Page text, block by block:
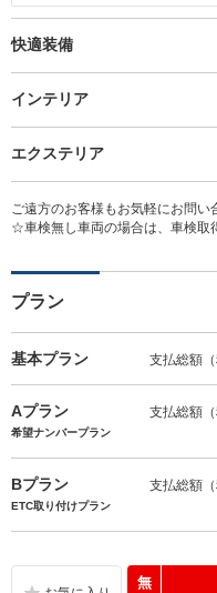
快適装備
インテリア
エクステリア
ご遠方のお客様もお気軽にお問
☆車検無し車両の場合は、車検取
プラン
基本プラン 支払総額
Aプラン 支払総額
希望ナンバープラン
Bプラン 支払総額
ETC取り付けプラン
無